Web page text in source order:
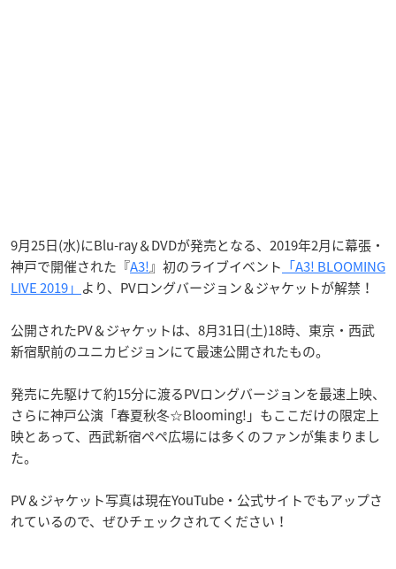
9月25日(水)にBlu-ray＆DVDが発売となる、2019年2月に幕張・
神戸で開催された『A3!』初のライブイベント 「A3! BLOOMING
LIVE 2019」 より、PVロングバージョン＆ジャケットが解禁！
公開されたPV＆ジャケットは、8月31日(土)18時、東京・西武
新宿駅前のユニカビジョンにて最速公開されたもの。
発売に先駆けて約15分に渡るPVロングバージョンを最速上映、
さらに神戸公演「春夏秋冬☆Blooming!」もここだけの限定上
映とあって、西武新宿ペペ広場には多くのファンが集まりまし
た。
PV＆ジャケット写真は現在YouTube・公式サイトでもアップさ
れているので、ぜひチェックされてください！